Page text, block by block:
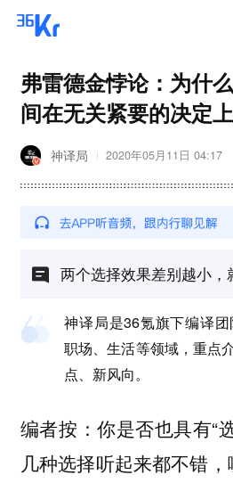
弗雷德金悖论：为什
间在无关紧要的决定
神译局 2020年05月11日 04:17
两个选择效果差别越小，
神译局是36氪旗下编译团
职场、生活等领域，重点
点、新风向。
编者按：你是否也具有“
几种选择听起来都不错